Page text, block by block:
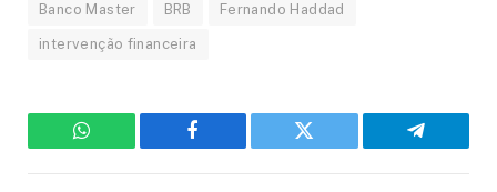
Banco Master BRB Fernando Haddad
intervenção financeira
WhatsApp Facebook Twitter Telegram